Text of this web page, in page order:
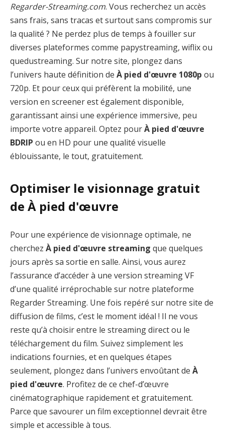
Regarder-Streaming.com. Vous recherchez un accès
sans frais, sans tracas et surtout sans compromis sur
la qualité ? Ne perdez plus de temps à fouiller sur
diverses plateformes comme papystreaming, wiflix ou
quedustreaming. Sur notre site, plongez dans
l’univers haute définition de À pied d'œuvre 1080p ou
720p. Et pour ceux qui préfèrent la mobilité, une
version en screener est également disponible,
garantissant ainsi une expérience immersive, peu
importe votre appareil. Optez pourÀ pied d'œuvre
BDRIP ou en HD pour une qualité visuelle
éblouissante, le tout, gratuitement.
Optimiser le visionnage gratuit
de À pied d'œuvre
Pour une expérience de visionnage optimale, ne
cherchez À pied d'œuvre streaming que quelques
jours après sa sortie en salle. Ainsi, vous aurez
l’assurance d’accéder à une version streaming VF
d’une qualité irréprochable sur notre plateforme
Regarder Streaming. Une fois repéré sur notre site de
diffusion de films, c’est le moment idéal ! Il ne vous
reste qu’à choisir entre le streaming direct ou le
téléchargement du film. Suivez simplement les
indications fournies, et en quelques étapes
seulement, plongez dans l’univers envoûtant de À
pied d'œuvre. Profitez de ce chef-d’œuvre
cinématographique rapidement et gratuitement.
Parce que savourer un film exceptionnel devrait être
simple et accessible à tous.